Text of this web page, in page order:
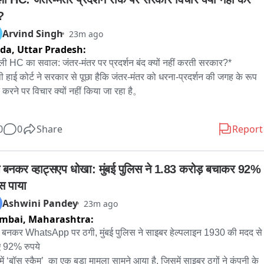
Arvind Singh 23m ago
Uttar Pradesh:
HC का सवाल: जंतर-मंतर पर प्रदर्शन बंद क्यों नहीं करती सरकार?*
हाई कोर्ट ने सरकार से पूछा हैकि जंतर-मंतर को धरना-प्रदर्शन की जगह के रूप
पर विचार क्यों नहीं किया जा रहा है。
नहीं होने चाहिए, क्योंकि इससे पूरे शहर को परेशानी होती है। विरोध-
लोगों के कामकाज में बाधा आती है। यह एक तरह से पूरे शहर को बंधक बनाने
उन्होंने यह भी स्पष्ट किया कि प्रदर्शन की अनुमति देना या न देना सरकार का
अदालत इस संबंध में कोई फैसला नहीं दे रही है।
के सामने क्या मामला था?*
0 Share Report
बनकर व्हाट्सएप धोखा: मुंबई पुलिस ने 1.83 करोड़ बचाकर 92%
पाया
Ashwini Pandey 23m ago
Maharashtra:
बनकर WhatsApp पर ठगी, मुंबई पुलिस ने साइबर हेल्पलाइन 1930 की मदद से
92% रुपये
‘बॉस स्कैम’  का एक बड़ा मामला सामने आया है, जिसमें साइबर ठगों ने कंपनी के